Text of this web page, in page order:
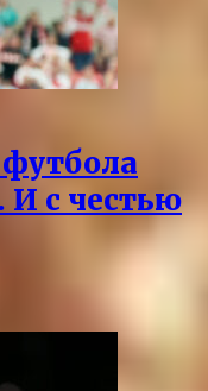
футбола
И с честью